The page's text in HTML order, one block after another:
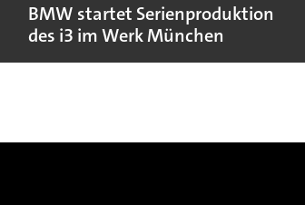
BMW startet Serienproduktion
des i3 im Werk München